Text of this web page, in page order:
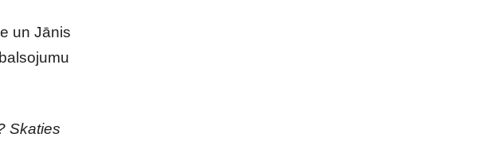
un Jānis
Skaties